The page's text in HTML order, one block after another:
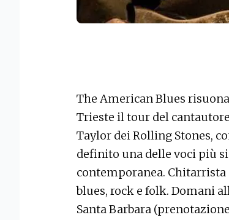
The American Blues
Trieste il tour del
Taylor dei Rolling Stones,
definito una delle voci più
contemporanea. Chitarrista
blues, rock e folk. Domani
Santa Barbara